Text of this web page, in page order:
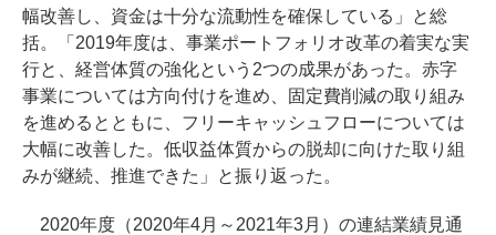
幅改善し、資金は十分な流動性を確保している」と総
括。「2019年度は、事業ポートフォリオ改革の着実な実
行と、経営体質の強化という2つの成果があった。赤字
事業については方向付けを進め、固定費削減の取り組み
を進めるとともに、フリーキャッシュフローについては
大幅に改善した。低収益体質からの脱却に向けた取り組
みが継続、推進できた」と振り返った。
2020年度（2020年4月～2021年3月）の連結業績見通